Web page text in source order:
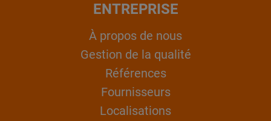
ENTREPRISE
À propos de nous
Gestion de la qualité
Références
Fournisseurs
Localisations